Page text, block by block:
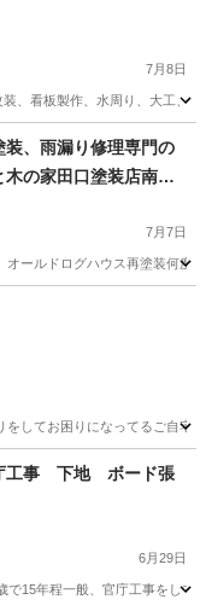
7月8日
、看板製作、水周り、大工、
装、雨漏り修理専門の
の家田口塗装店南部
7月7日
ールドログハウス再塗装何度
してお困りになってるご自
工事 下地 ボード張
6月29日
で15年程一般、官庁工事をし